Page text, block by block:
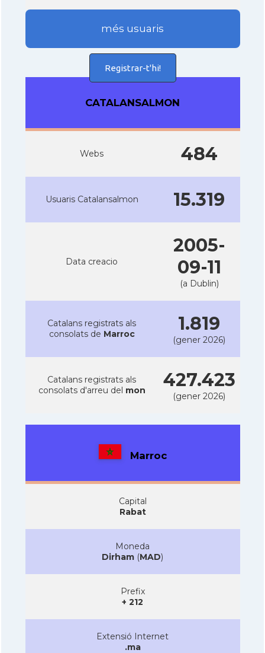
més usuaris
Registrar-t'hi!
CATALANSALMON
Webs 484
Usuaris Catalansalmon 15.319
Data creacio
2005-
09-11
(a Dublin)
Catalans registrats als
consolats de Marroc 1.819
(gener 2026)
Catalans registrats als
consolats d'arreu del mon 427.423
(gener 2026)
Marroc
Capital
Rabat
Moneda
Dirham (MAD)
Prefix
+ 212
Extensió Internet
.ma